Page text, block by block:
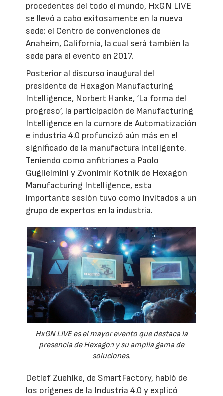
procedentes del todo el mundo, HxGN LIVE
se llevó a cabo exitosamente en la nueva
sede: el Centro de convenciones de
Anaheim, California, la cual será también la
sede para el evento en 2017.
Posterior al discurso inaugural del
presidente de Hexagon Manufacturing
Intelligence, Norbert Hanke, ‘La forma del
progreso’, la participación de Manufacturing
Intelligence en la cumbre de Automatización
e industria 4.0 profundizó aún más en el
significado de la manufactura inteligente.
Teniendo como anfitriones a Paolo
Guglielmini y Zvonimir Kotnik de Hexagon
Manufacturing Intelligence, esta
importante sesión tuvo como invitados a un
grupo de expertos en la industria.
HxGN LIVE es el mayor evento que destaca la
presencia de Hexagon y su amplia gama de
soluciones.
Detlef Zuehlke, de SmartFactory, habló de
los orígenes de la Industria 4.0 y explicó